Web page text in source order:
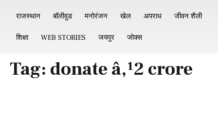
राजस्थान बॉलीवुड मनोरंजन खेल अपराध जीवन शैली
शिक्षा WEB STORIES जयपुर जोक्स
Tag: donate â‚¹2 crore